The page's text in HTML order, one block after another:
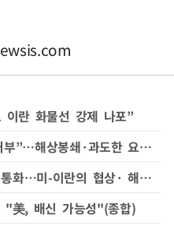
란 화물선 강제 나포”
이란 “미국과 2차 평화협상 거부”…해상봉쇄·과도한 요구에 불참
중재국 이집트-파키스탄 외무 통화…미-이란의 협상· 해결책 논의
"美, 배신 가능성"(종합)